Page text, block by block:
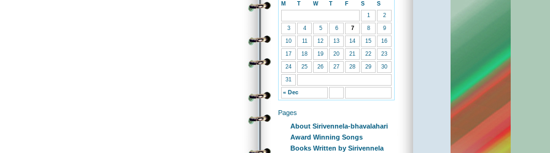
M T W T F S S
« Dec
1 2
3 4 5 6 7 8 9
10 11 12 13 14 15 16
17 18 19 20 21 22 23
24 25 26 27 28 29 30
31
Pages
About Sirivennela-bhavalahari
Award Winning Songs
Books Written by Sirivennela